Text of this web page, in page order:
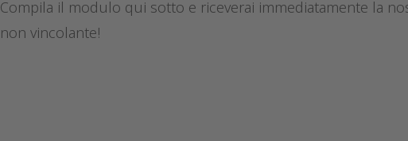
Compila il modulo qui sotto e riceverai immediatamente la
non vincolante!